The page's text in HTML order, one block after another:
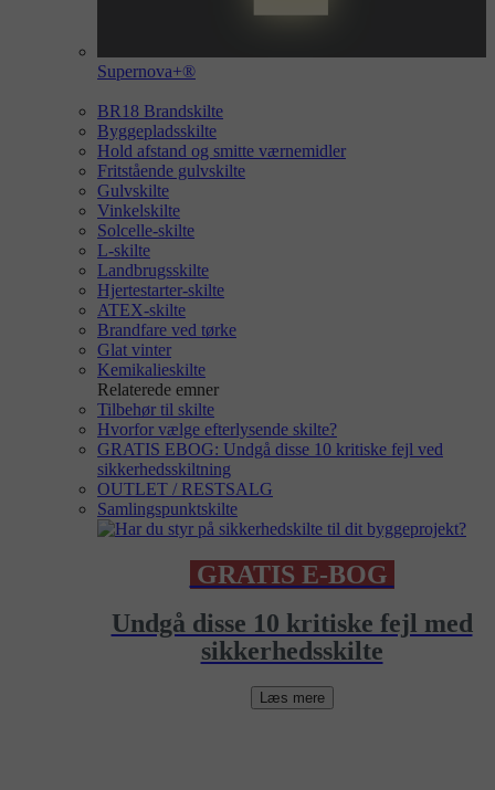
Supernova+®
BR18 Brandskilte
Byggepladsskilte
Hold afstand og smitte værnemidler
Fritstående gulvskilte
Gulvskilte
Vinkelskilte
Solcelle-skilte
L-skilte
Landbrugsskilte
Hjertestarter-skilte
ATEX-skilte
Brandfare ved tørke
Glat vinter
Kemikalieskilte
Relaterede emner
Tilbehør til skilte
Hvorfor vælge efterlysende skilte?
GRATIS EBOG: Undgå disse 10 kritiske fejl ved
sikkerhedsskiltning
OUTLET / RESTSALG
Samlingspunktskilte
GRATIS E-BOG
Undgå disse 10 kritiske fejl med
sikkerhedsskilte
Læs mere